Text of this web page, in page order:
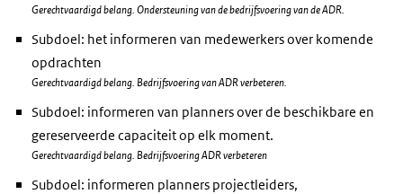
Gerechtvaardigd belang. Ondersteuning van de bedrijfsvoering van de ADR.
Subdoel: het informeren van medewerkers over komende
opdrachten
Gerechtvaardigd belang. Bedrijfsvoering van ADR verbeteren.
Subdoel: informeren van planners over de beschikbare en
gereserveerde capaciteit op elk moment.
Gerechtvaardigd belang. Bedrijfsvoering ADR verbeteren
Subdoel: informeren planners projectleiders,